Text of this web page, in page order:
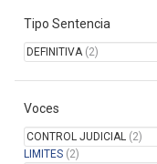
Sumarios del STJ
Manual del Usuario
Tipo Sentencia
DEFINITIVA(2)
Voces
CONTROL JUDICIAL (2)
LIMITES (2)